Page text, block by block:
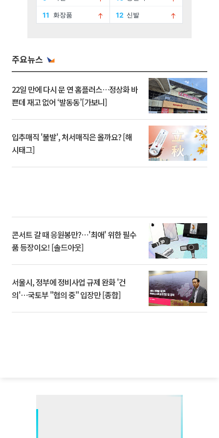
주요뉴스
22일 만에 다시 문 연 홈플러스…정상화 바
쁜데 재고 없어 ‘발동동’[가보니]
입추매직 '불발', 처서매직은 올까요? [해
시태그]
콘서트 갈 때 응원봉만?⋯'최애' 위한 필수
품 등장이오! [솔드아웃]
서울시, 정부에 정비사업 규제 완화 '건
의'⋯국토부 "협의 중" 입장만 [종합]